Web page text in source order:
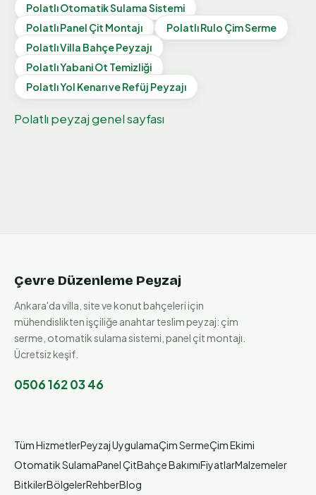
PolatlıOtomatik Sulama Sistemi
PolatlıPanel Çit Montajı PolatlıRulo Çim Serme
PolatlıVilla Bahçe Peyzajı
PolatlıYabani Ot Temizliği
PolatlıYol Kenarı ve Refüj Peyzajı
Polatlı peyzaj genel sayfası
Çevre Düzenleme Peyzaj
Ankara'da villa, site ve konut bahçeleri için
mühendislikten işçiliğe anahtar teslim peyzaj: çim
serme, otomatik sulama sistemi, panel çit montajı.
Ücretsiz keşif.
0506 162 03 46
Tüm HizmetlerPeyzaj UygulamaÇim SermeÇim Ekimi
Otomatik SulamaPanel ÇitBahçe BakımıFiyatlarMalzemeler
BitkilerBölgelerRehberBlog